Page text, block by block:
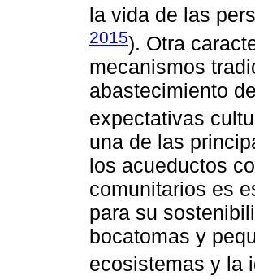
la vida de las
2015). Otra
mecanismos
abastecimiento
expectativas
una de las
los acueductos
comunitarios es
para su
bocatomas y
ecosistemas y la